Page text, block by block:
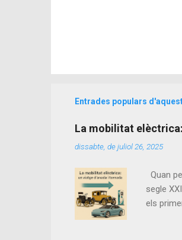
Entrades populars
La mobilitat
dissabte, de juliol 26, 2025
Quan
segle
els